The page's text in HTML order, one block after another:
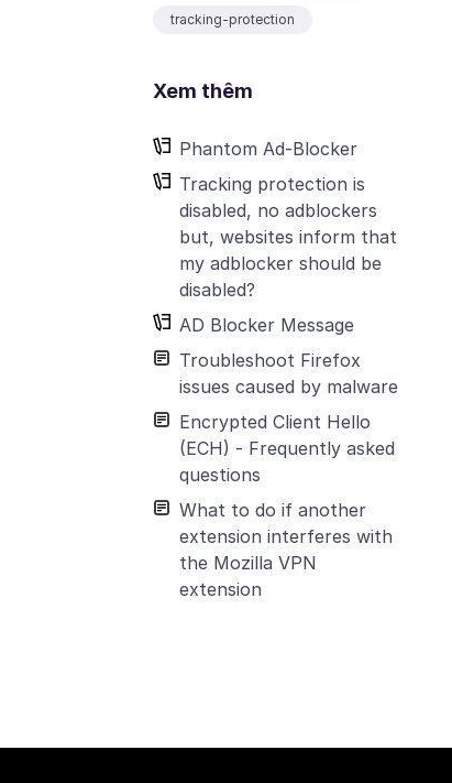
tracking-protection
Xem thêm
Phantom Ad-Blocker
Tracking protection is
disabled, no adblockers
but, websites inform that
my adblocker should be
disabled?
AD Blocker Message
Troubleshoot Firefox
issues caused by malware
Encrypted Client Hello
(ECH) - Frequently asked
questions
What to do if another
extension interferes with
the Mozilla VPN
extension